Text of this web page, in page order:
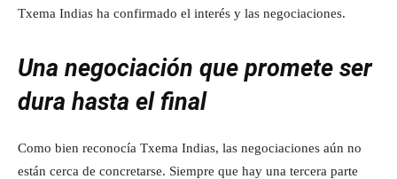
Txema Indias ha confirmado el interés y las negociaciones.
Una negociación que promete ser
dura hasta el final
Como bien reconocía Txema Indias, las negociaciones aún no
están cerca de concretarse. Siempre que hay una tercera parte